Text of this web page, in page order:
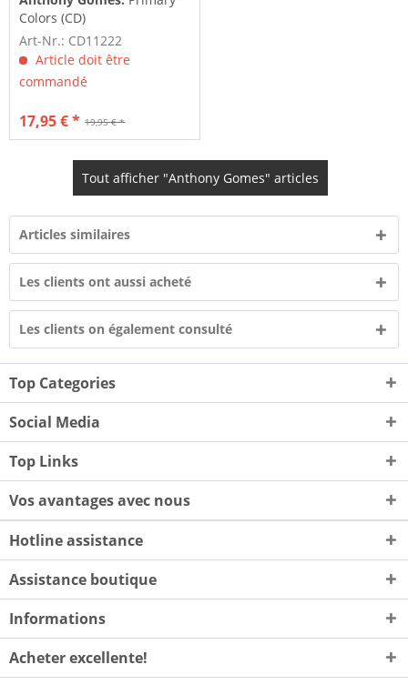
Colors (CD)
Art-Nr.: CD11222
Article doit être
commandé
19,95 € *
17,95 € *
Tout afficher "Anthony Gomes" articles
Articles similaires
Les clients ont aussi acheté
Les clients on également consulté
Top Categories
Social Media
Top Links
Vos avantages avec nous
Hotline assistance
Assistance boutique
Informations
Acheter excellente!